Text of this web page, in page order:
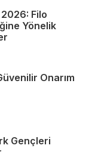
Filo
Yönelik
Onarım
Gençleri